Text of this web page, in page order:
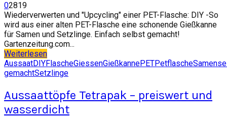
02819
Wiederverwerten und "Upcycling" einer PET-Flasche: DIY -So
wird aus einer alten PET-Flasche eine schonende Gießkanne
für Samen und Setzlinge. Einfach selbst gemacht!
Gartenzeitung.com...
Weiterlesen
AussaatDIYFlascheGiessenGießkannePETPetflascheSamen
gemachtSetzlinge
Aussaattöpfe Tetrapak – preiswert und
wasserdicht